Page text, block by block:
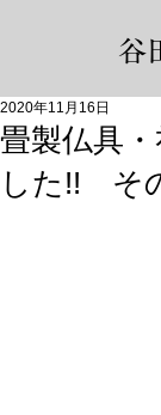
谷
畳製仏具
した!! そ
2020年11月16日